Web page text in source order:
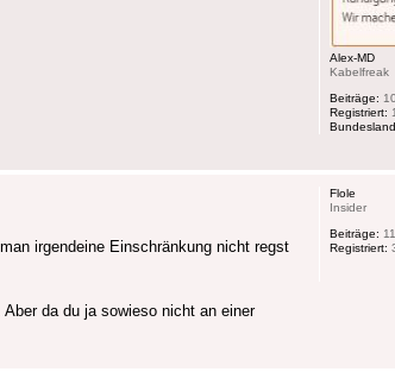
Alex-MD
Kabelfreak
Beiträge:
Registriert:
Flole
Insider
Beiträge:
Registriert:
irgendeine Einschränkung nicht regst
da du ja sowieso nicht an einer